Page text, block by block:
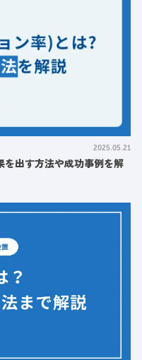
2025.05.21
を出す方法や成功事例を解